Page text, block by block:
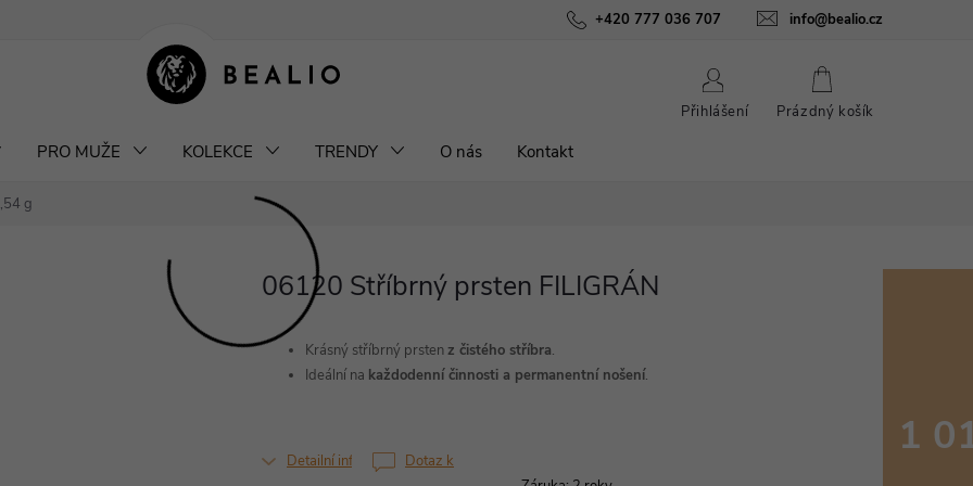
+420 777 036 707 info@bealio.cz
Podmínky ochrany osobních údajů O nás Péče o šperky
Přihlášení
NÁKUPNÍ
Prázdný košík
PRO MUŽE KOLEKCE TRENDY O nás Kontakt
g
06120 Stříbrný prsten FILIGRÁN
Krásný stříbrný prstenz čistého stříbra.
Ideální na každodenní činnosti a permanentní nošení.
Detailní informace 1
Dotaz k